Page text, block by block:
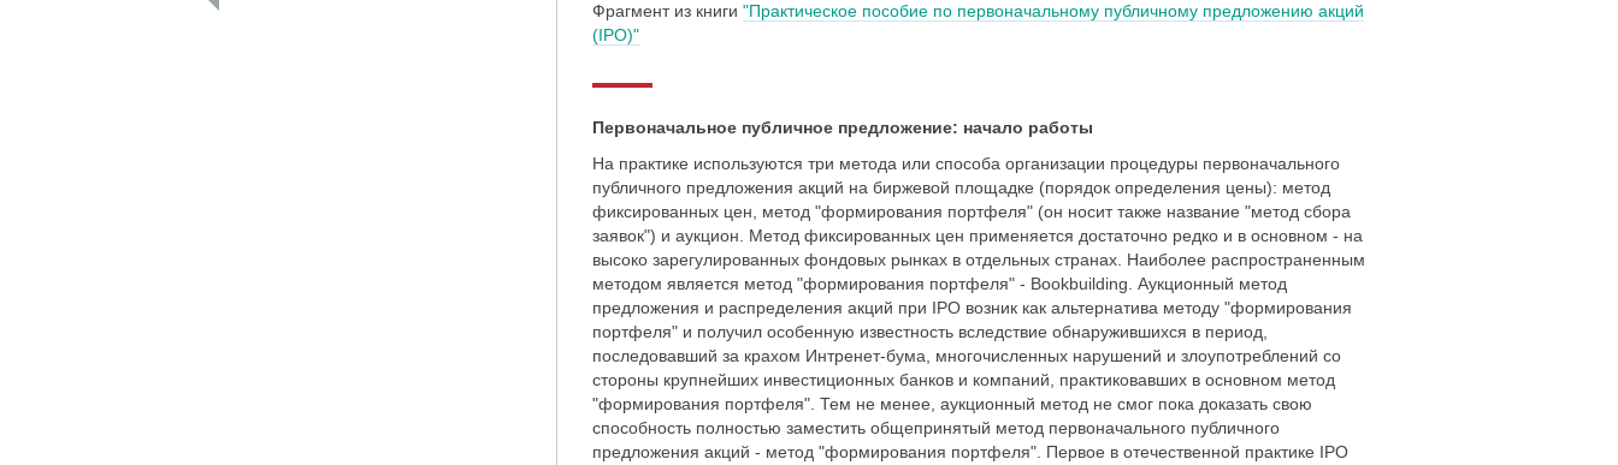
Фрагмент из книги "Практическое пособие по первоначальному публичному предложению акций
(IPO)"
Первоначальное публичное предложение: начало работы
На практике используются три метода или способа организации процедуры первоначального
публичного предложения акций на биржевой площадке (порядок определения цены): метод
фиксированных цен, метод "формирования портфеля" (он носит также название "метод сбора
заявок") и аукцион. Метод фиксированных цен применяется достаточно редко и в основном - на
высоко зарегулированных фондовых рынках в отдельных странах. Наиболее распространенным
методом является метод "формирования портфеля" - Bookbuilding. Аукционный метод
предложения и распределения акций при IPO возник как альтернатива методу "формирования
портфеля" и получил особенную известность вследствие обнаружившихся в период,
последовавший за крахом Интренет-бума, многочисленных нарушений и злоупотреблений со
стороны крупнейших инвестиционных банков и компаний, практиковавших в основном метод
"формирования портфеля". Тем не менее, аукционный метод не смог пока доказать свою
способность полностью заместить общепринятый метод первоначального публичного
предложения акций - метод "формирования портфеля". Первое в отечественной практике IPO